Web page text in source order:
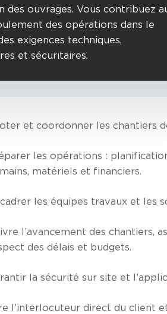
des ouvrages. Vous contribuez
des opérations dans le
exigences techniques,
et sécuritaires.
et coordonner les chantiers
les opérations :
matériels et financiers.
les équipes travaux et les
l’avancement des chantiers,
des délais et budgets.
la sécurité sur site et
l’interlocuteur direct du client